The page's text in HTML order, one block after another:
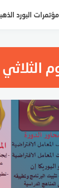
مؤتمرات البورد
الثلاثي